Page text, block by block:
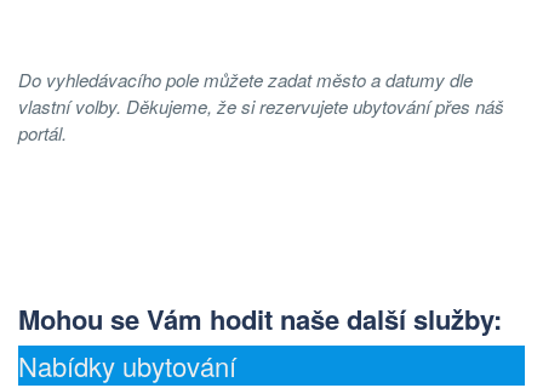
Do vyhledávacího pole můžete zadat město a datumy dle
vlastní volby. Děkujeme, že si rezervujete ubytování přes náš
portál.
Mohou se Vám hodit naše další služby:
Nabídky ubytování